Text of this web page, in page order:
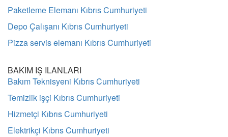
Paketleme Elemanı Kıbrıs Cumhuriyeti
Depo Çalışanı Kıbrıs Cumhuriyeti
Pizza servis elemanı Kıbrıs Cumhuriyeti
BAKIM IŞ ILANLARI
Bakım Teknisyeni Kıbrıs Cumhuriyeti
Temizlik işçi Kıbrıs Cumhuriyeti
Hizmetçi Kıbrıs Cumhuriyeti
Elektrikçi Kıbrıs Cumhuriyeti